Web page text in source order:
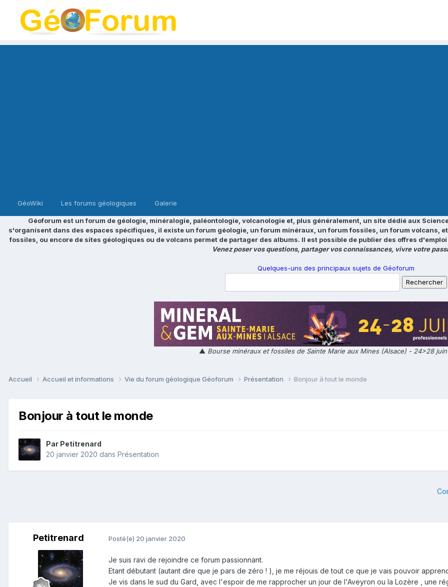
GéoWiki Les forums géologiques Galerie
Géoforum est un forum de géologie, minéralogie, paléontologie, volcanologie et, plus généralement, un site dédié aux
s'organisent dans des espaces spécifiques, il existe un forum géologie, un forum minéraux, un forum fossiles, un forum volcans,
fossiles, ou encore de sites géologiques ou de volcans permet de partager des albums. Il est possible de publier des offres
Venez poser vos questions, partager vos connaissances, vivre votre
Quelques-uns des principaux sujets de Géoforum
▲ Bourse minéraux et fossiles de Sainte Marie aux Mines (Alsace) - 24>28
Accueil Accueil et informations Vie du forum géologique Géoforum Présentation Bonjour à tout le monde
Bonjour à tout le monde
Par Petitrenard
20 janvier 2020 dans Présentation
Petitrenard Posté(e) 20 janvier 2020
Je suis ravi de rejoindre ce forum passionnant.
Etant débutant (autant dire que je pars de zéro ! ), je me réjouis de tout ce que je vais pouvoir
Je vis dans le sud du Gard, avec l'espoir de me rapprocher un jour de l'Aveyron ou la Lozère , une